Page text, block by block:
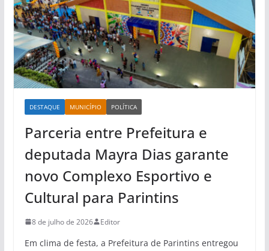
DESTAQUE MUNICÍPIO POLÍTICA
Parceria entre Prefeitura e
deputada Mayra Dias garante
novo Complexo Esportivo e
Cultural para Parintins
8 de julho de 2026 Editor
Em clima de festa, a Prefeitura de Parintins entregou